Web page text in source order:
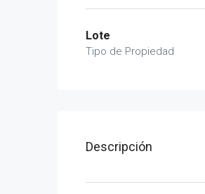
Lote
Tipo de Propiedad
Descripción